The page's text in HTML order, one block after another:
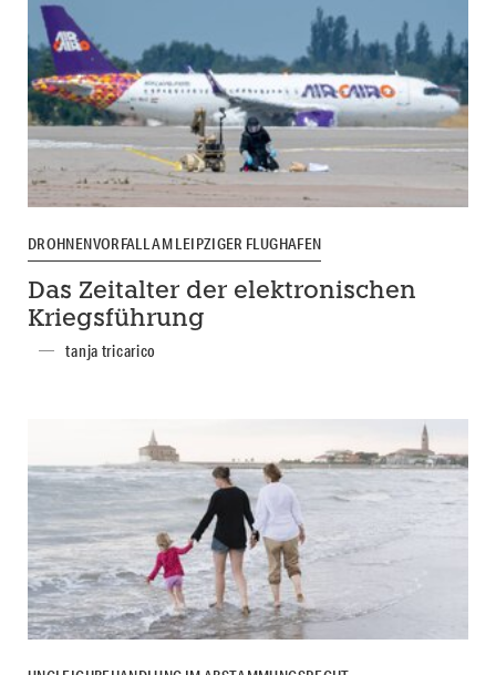
DROHNENVORFALL AM LEIPZIGER FLUGHAFEN
Das Zeitalter der elektronischen
Kriegsführung
tanja tricarico